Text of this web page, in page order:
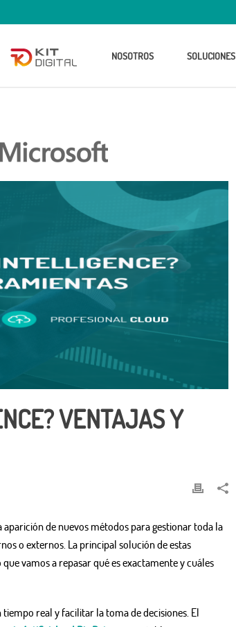
NOSOTROS SOLUCIONES
VENTAJAS Y
de nuevos métodos para gestionar toda la
o externos. La principal solución de estas
vamos a repasar qué es exactamente y cuáles
real y facilitar la toma de decisiones. El